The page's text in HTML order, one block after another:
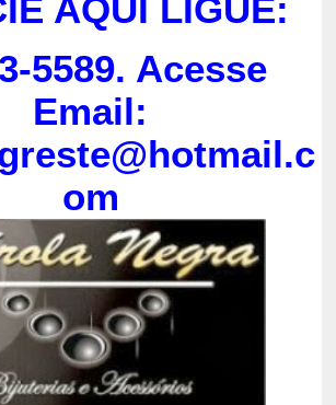
AQUI LIGUE:
5589. Acesse
Email:
om